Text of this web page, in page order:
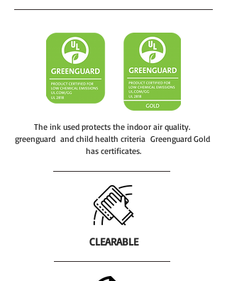
altyapısı ile sağlanmaktadır. PCI-
DSS sertifikası ile üst düzey veri
güvenliği ve fraud kontrol filtreleri
ile sahteciliğe karşı önlem,
ödeme iyzico altyapısı birlikte
sahip olunan en önemli
The ink used protects the indoor air quality.
greenguard and child health criteria Greenguard Gold
has certificates.
CLEARABLE